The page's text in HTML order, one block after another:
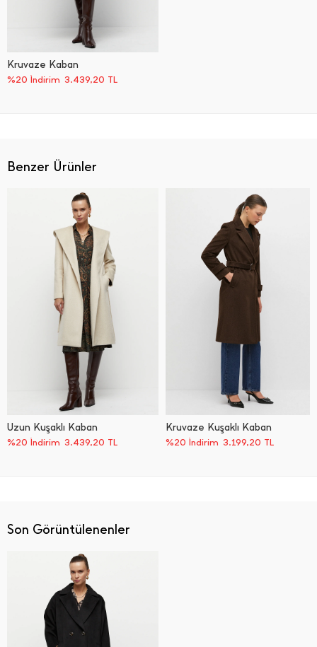
Benzer Ürünler
Uzun Kuşaklı Kaban
%20 İndirim 3.439,20 TL
Kruvaze Kuşaklı Kaban
%20 İndirim 3.199,20 TL
Kruvaze Kaban
%20 İndirim 3.439,20 TL
Son Görüntülenenler